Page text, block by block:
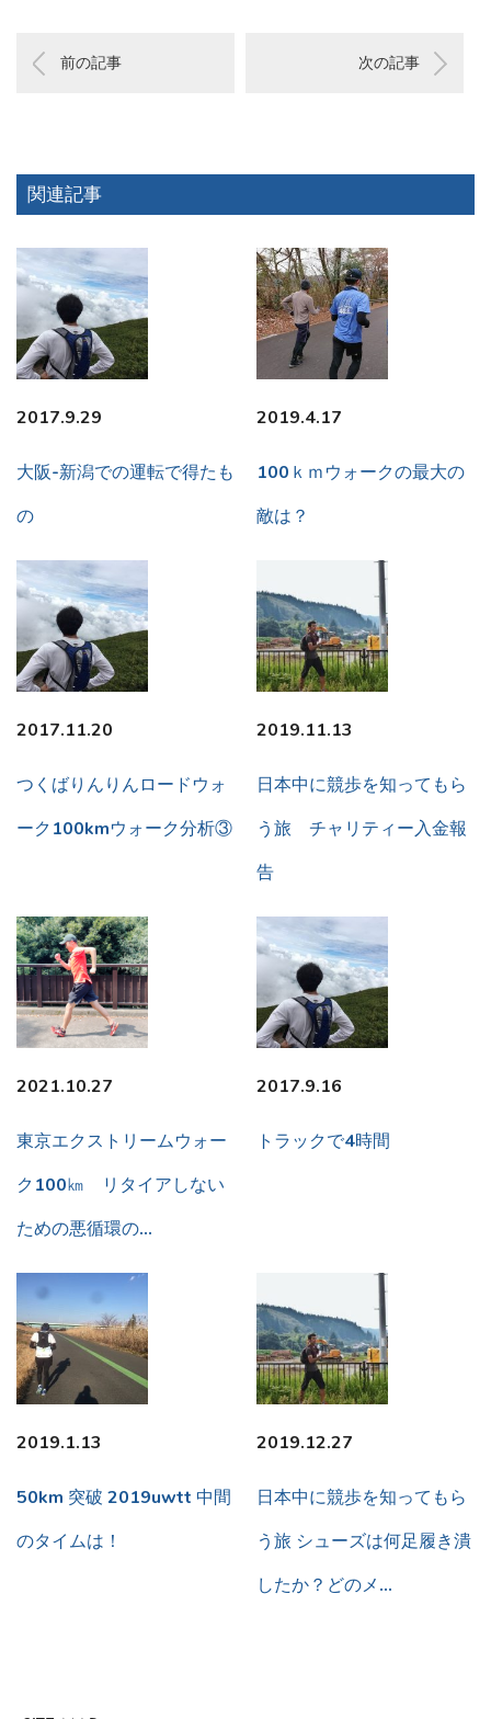
前の記事 次の記事
関連記事
2017.9.29
大阪-新潟での運転で得たも
の
2019.4.17
100ｋｍウォークの最大の
敵は？
2017.11.20
つくばりんりんロードウォ
ーク100kmウォーク分析③
2019.11.13
日本中に競歩を知ってもら
う旅 チャリティー入金報
告
2021.10.27
東京エクストリームウォー
ク100㎞ リタイアしない
ための悪循環の…
2017.9.16
トラックで4時間
2019.1.13
50km 突破 2019uwtt 中間
のタイムは！
2019.12.27
日本中に競歩を知ってもら
う旅 シューズは何足履き潰
したか？どのメ…